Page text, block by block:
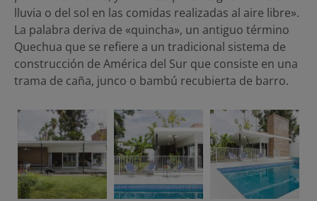
lluvia o del sol en las comidas realizadas al aire libre».
La palabra deriva de «quincha», un antiguo término
Quechua que se refiere a un tradicional sistema de
construcción de América del Sur que consiste en una
trama de caña, junco o bambú recubierta de barro.